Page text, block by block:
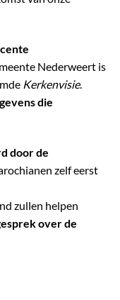
Nederweert is
Kerkenvisie.
die
door de
zelf eerst
zullen helpen
over de